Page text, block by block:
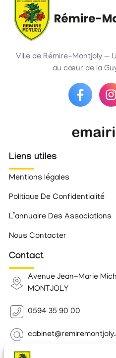
Ville de Rémire-Montjoly —
au cœur de la
Liens utiles
Mentions légales
Politique De Confidentialité
L’annuaire Des Associations
Nous Contacter
Contact
Avenue Jean-Marie
MONTJOLY
0594 35 90 00
Newsletter